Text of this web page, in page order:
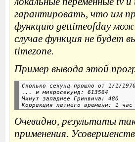
гарантировать, что им
функцию gettimeofday
случае функция не будет
timezone.
Пример вывода этой
Сколько секунд прошло от 1/1/
... и микросекунд: 613564
Минут западнее Гринвича: 480
Очевидно, результаты
применения.